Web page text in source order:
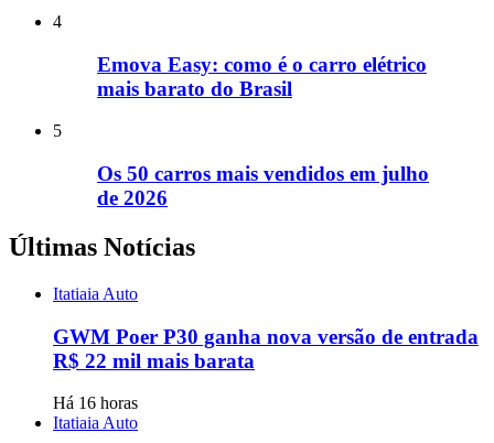
4
Emova Easy: como é o carro elétrico
mais barato do Brasil
5
Os 50 carros mais vendidos em julho
de 2026
Últimas Notícias
Itatiaia Auto
GWM Poer P30 ganha nova versão de entrada
R$ 22 mil mais barata
Há 16 horas
Itatiaia Auto